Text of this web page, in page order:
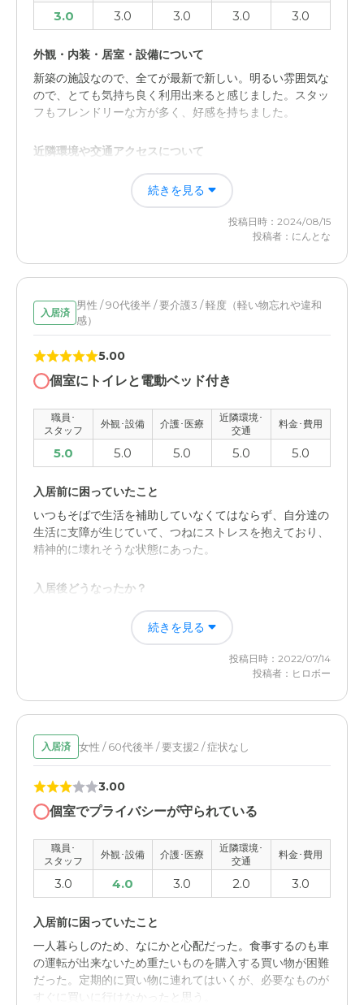
3.0 3.0 3.0 3.0 3.0
外観・内装・居室・設備について
新築の施設なので、全てが最新で新しい。明るい雰囲気な
ので、とても気持ち良く利用出来ると感じました。スタッ
フもフレンドリーな方が多く、好感を持ちました。
近隣環境や交通アクセスについて
駅近の立地にあるため、周辺は緑が少なめだと思います。
都市部にいた高齢者の方には違和感はありませんが、緑が
恋しくなる方も多いように感じました。
続きを見る
投稿日時：2024/08/15
投稿者：にんとな
入居済
男性 / 90代後半 / 要介護3 / 軽度（軽い物忘れや違和
感）
5.00
個室にトイレと電動ベッド付き
職員･
スタッフ
外観･設備 介護･医療
近隣環境･
交通
料金･費用
5.0 5.0 5.0 5.0 5.0
入居前に困っていたこと
いつもそばで生活を補助していなくてはならず、自分達の
生活に支障が生じていて、つねにストレスを抱えており、
精神的に壊れそうな状態にあった。
入居後どうなったか？
入居費用は本人の年金でほとんど賄うことができ、こちら
の生活や経済的負担がほとんどなくなったから。
職員・スタッフ・他入居者の雰囲気について
親切で連絡はまめによこしてくれ、食事や入浴の対応もベ
テランが行い、24時間体制をとっており安心。
外観・内装・居室・設備について
新しく清潔感があり、へやは完全個室でトイレ付き、電動
ベットで明るく快適な生活が送れそうなところ。
介護医療サービスについて
地域の中核病院が経営しており、その傘下にあるクリニッ
クが施設に隣接しているため、体調の変化に対する 対応
は万全。
続きを見る
投稿日時：2022/07/14
投稿者：ヒロボー
入居済 女性 / 60代後半 / 要支援2 / 症状なし
3.00
個室でプライバシーが守られている
職員･
スタッフ
外観･設備 介護･医療
近隣環境･
交通
料金･費用
3.0 4.0 3.0 2.0 3.0
入居前に困っていたこと
一人暮らしのため、なにかと心配だった。食事するのも車
の運転が出来ないため重たいものを購入する買い物が困難
だった。定期的に買い物に連れてはいくが、必要なものが
すぐに買いに行けなかったと思う。